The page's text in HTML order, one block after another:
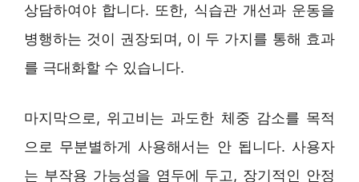
상담하여야 합니다. 또한, 식습관 개선과 운동을
병행하는 것이 권장되며, 이 두 가지를 통해 효과
를 극대화할 수 있습니다.
마지막으로, 위고비는 과도한 체중 감소를 목적
으로 무분별하게 사용해서는 안 됩니다. 사용자
는 부작용 가능성을 염두에 두고, 장기적인 안정